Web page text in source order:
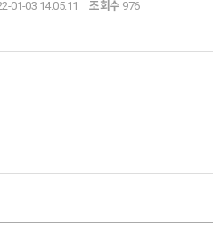
01-03 14:05:11 조회수 976